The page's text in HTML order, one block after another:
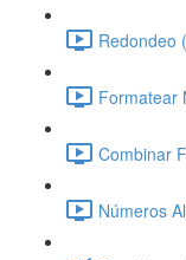
Redondeo
Formatear
Combinar
Números